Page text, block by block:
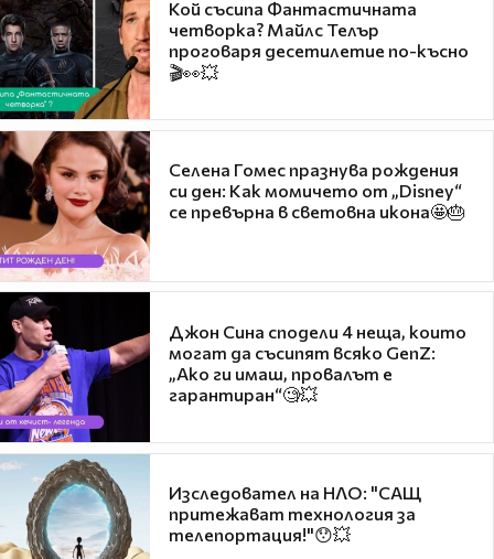
Кой съсипа Фантастичната
четворка? Майлс Телър
проговаря десетилетие по-късно
🎬👀💥
Селена Гомес празнува рождения
си ден: Как момичето от „Disney“
се превърна в световна икона🤩🎂
Джон Сина сподели 4 неща, които
могат да съсипят всяко GenZ:
„Ако ги имаш, провалът е
гарантиран“🧐💥
Изследовател на НЛО: "САЩ
притежават технология за
телепортация!"😯💥